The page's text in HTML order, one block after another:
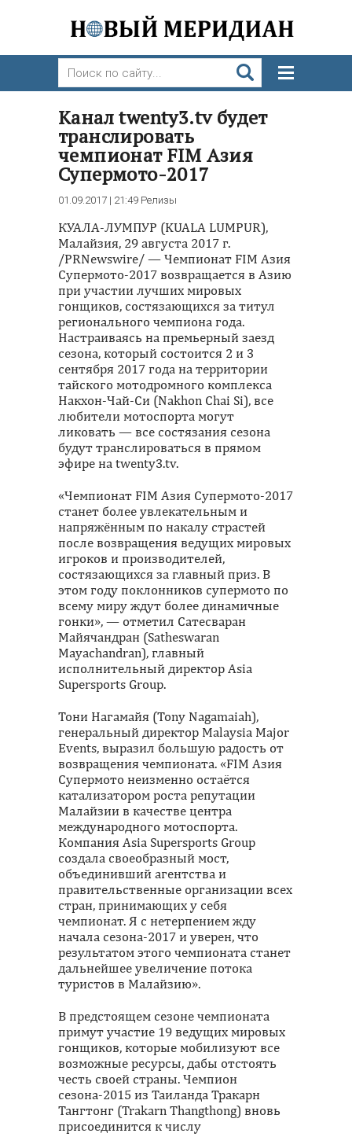
Канал twenty3.tv будет
транслировать
чемпионат FIM Aзия
Супермото-2017
01.09.2017 | 21:49 Релизы
КУАЛА-ЛУМПУР (KUALA LUMPUR),
Малайзия, 29 августа 2017 г.
/PRNewswire/ — Чемпионат FIM Азия
Супермото-2017 возвращается в Азию
при участии лучших мировых
гонщиков, состязающихся за титул
регионального чемпиона года.
Настраиваясь на премьерный заезд
сезона, который состоится 2 и 3
сентября 2017 года на территории
тайского мотодромного комплекса
Накхон-Чай-Си (Nakhon Chai Si), все
любители мотоспорта могут
ликовать — все состязания сезона
будут транслироваться в прямом
эфире на twenty3.tv.
«Чемпионат FIM Азия Супермото-2017
станет более увлекательным и
напряжённым по накалу страстей
после возвращения ведущих мировых
игроков и производителей,
состязающихся за главный приз. В
этом году поклонников супермото по
всему миру ждут более динамичные
гонки», — отметил Сатесваран
Майячандран (Satheswaran
Mayachandran), главный
исполнительный директор Asia
Supersports Group.
Тони Нагамайя (Tony Nagamaiah),
генеральный директор Malaysia Major
Events, выразил большую радость от
возвращения чемпионата. «FIM Aзия
Супермото неизменно остаётся
катализатором роста репутации
Малайзии в качестве центра
международного мотоспорта.
Компания Asia Supersports Group
создала своеобразный мост,
объединивший агентства и
правительственные организации всех
стран, принимающих у себя
чемпионат. Я с нетерпением жду
начала сезона-2017 и уверен, что
результатом этого чемпионата станет
дальнейшее увеличение потока
туристов в Малайзию».
В предстоящем сезоне чемпионата
примут участие 19 ведущих мировых
гонщиков, которые мобилизуют все
возможные ресурсы, дабы отстоять
честь своей страны. Чемпион
сезона-2015 из Таиланда Тракарн
Тангтонг (Trakarn Thangthong) вновь
присоединится к числу